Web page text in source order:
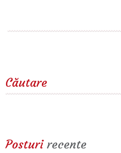
Căutare
Posturirecente